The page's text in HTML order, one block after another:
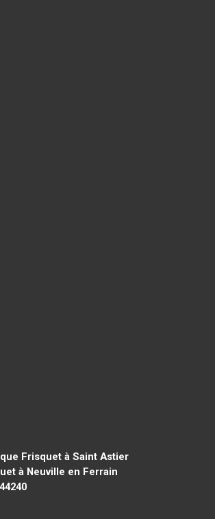
Frisquet à Saint Astier
à Neuville en Ferrain